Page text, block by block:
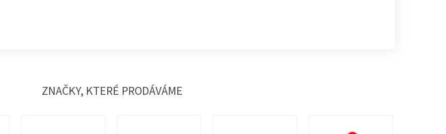
ZNAČKY, KTERÉ PRODÁVÁME